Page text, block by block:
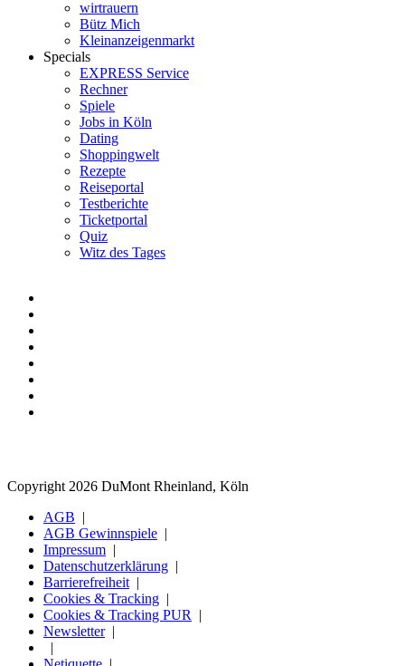
wirtrauern
Bütz Mich
Kleinanzeigenmarkt
Specials
EXPRESS Service
Rechner
Spiele
Jobs in Köln
Dating
Shoppingwelt
Rezepte
Reiseportal
Testberichte
Ticketportal
Quiz
Witz des Tages
Copyright 2026 DuMont Rheinland, Köln
AGB
AGB Gewinnspiele
Impressum
Datenschutzerklärung
Barrierefreiheit
Cookies & Tracking
Cookies & Tracking PUR
Newsletter